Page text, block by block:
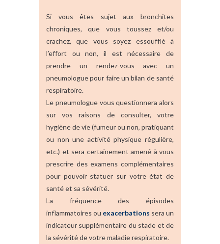
Si vous êtes sujet aux bronchites
chroniques, que vous toussez et/ou
crachez, que vous soyez essoufflé à
l’effort ou non, il est nécessaire de
prendre un rendez-vous avec un
pneumologue pour faire un bilan de santé
respiratoire.
Le pneumologue vous questionnera alors
sur vos raisons de consulter, votre
hygiène de vie (fumeur ou non, pratiquant
ou non une activité physique régulière,
etc.) et sera certainement amené à vous
prescrire des examens complémentaires
pour pouvoir statuer sur votre état de
santé et sa sévérité.
La fréquence des épisodes
inflammatoires ou exacerbations sera un
indicateur supplémentaire du stade et de
la sévérité de votre maladie respiratoire.